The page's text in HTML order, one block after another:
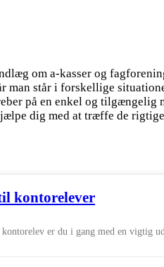
om a-kasser og
står i forskellige
på en enkel og tilgængelig
dig med at træffe de
kontorelever
er du i gang med en vigtig